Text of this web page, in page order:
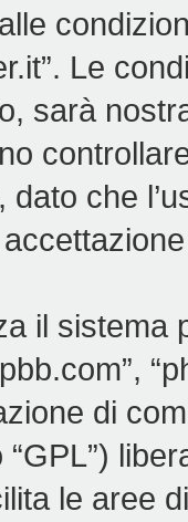
Le
sarà
che
il sistema
di
“GPL”)
le aree